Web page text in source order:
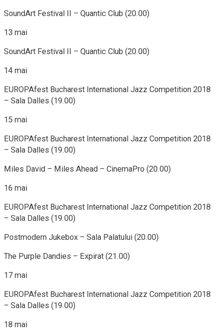
SoundArt Festival II – Quantic Club (20.00)
13 mai
SoundArt Festival II – Quantic Club (20.00)
14 mai
EUROPAfest Bucharest International Jazz Competition 2018
– Sala Dalles (19.00)
15 mai
EUROPAfest Bucharest International Jazz Competition 2018
– Sala Dalles (19.00)
Miles David – Miles Ahead – CinemaPro (20.00)
16 mai
EUROPAfest Bucharest International Jazz Competition 2018
– Sala Dalles (19.00)
Postmodern Jukebox – Sala Palatului (20.00)
The Purple Dandies – Expirat (21.00)
17 mai
EUROPAfest Bucharest International Jazz Competition 2018
– Sala Dalles (19.00)
18 mai